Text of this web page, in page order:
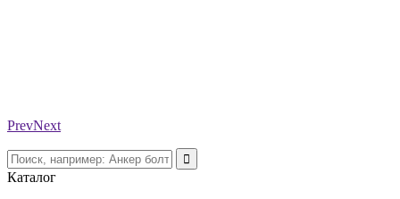
PrevNext
Каталог